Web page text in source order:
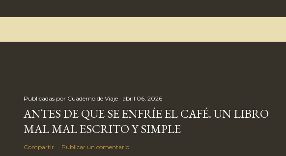
Publicadas por Cuaderno de Viaje abril 06, 2026
ANTES DE QUE SE ENFRÍE EL CAFÉ. UN LIBRO
MAL MAL ESCRITO Y SIMPLE
Compartir Publicar un comentario